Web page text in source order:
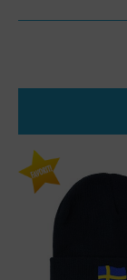
Qty: